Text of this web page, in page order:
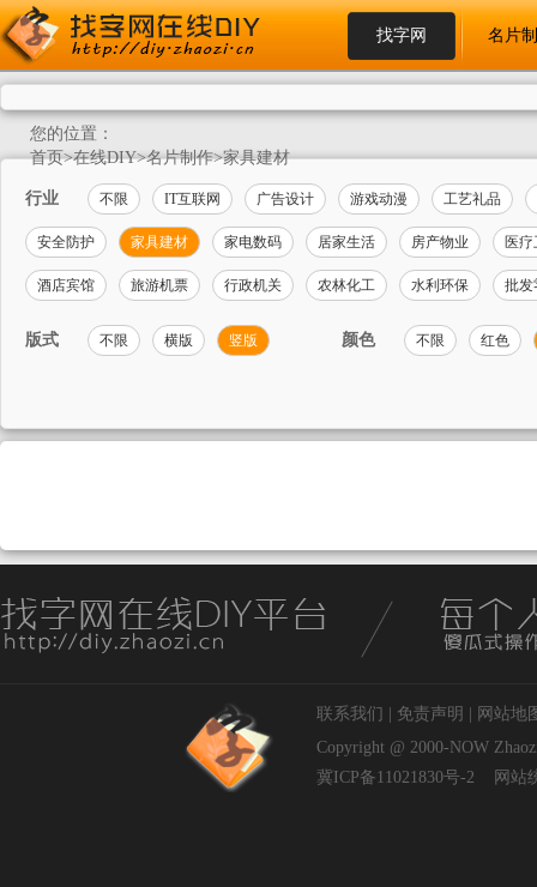
找字网 名片
您的位置：
首页>在线DIY>名片制作>家具建材
行业 不限 IT互联网 广告设计 游戏动漫 工艺礼品
安全防护 家具建材 家电数码 居家生活 房产物业 医
酒店宾馆 旅游机票 行政机关 农林化工 水利环保 批发
版式 不限 横版 竖版 颜色 不限 红色
联系我们 免责声明
网站地
Copyright @ 2000-NOW
冀ICP备11021830号-2
网站